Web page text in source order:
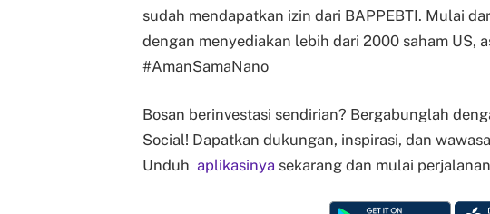
sudah mendapatkan izin dari BAPPEBTI. Mulai
dengan menyediakan lebih dari 2000 saham US,
#AmanSamaNano
Bosan berinvestasi sendirian? Bergabunglah
Social! Dapatkan dukungan, inspirasi, dan
Unduh aplikasinya sekarang dan mulai